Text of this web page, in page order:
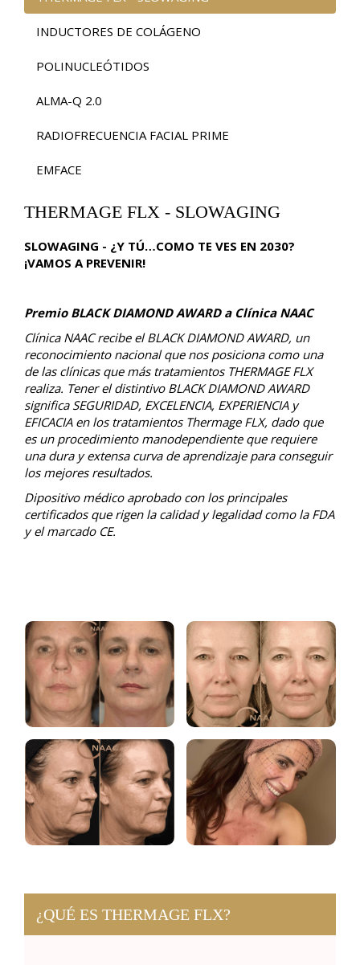
INDUCTORES DE COLÁGENO
POLINUCLEÓTIDOS
ALMA-Q 2.0
RADIOFRECUENCIA FACIAL PRIME
EMFACE
THERMAGE FLX - SLOWAGING
SLOWAGING - ¿Y TÚ…COMO TE VES EN 2030?
¡VAMOS A PREVENIR!
Premio BLACK DIAMOND AWARD a Clínica NAAC
Clínica NAAC recibe el BLACK DIAMOND AWARD, un
reconocimiento nacional que nos posiciona como una
de las clínicas que más tratamientos THERMAGE FLX
realiza. Tener el distintivo BLACK DIAMOND AWARD
significa SEGURIDAD, EXCELENCIA, EXPERIENCIA y
EFICACIA en los tratamientos Thermage FLX, dado que
es un procedimiento manodependiente que requiere
una dura y extensa curva de aprendizaje para conseguir
los mejores resultados.
Dipositivo médico aprobado con los principales
certificados que rigen la calidad y legalidad como la FDA
y el marcado CE.
¿QUÉ ES THERMAGE FLX?